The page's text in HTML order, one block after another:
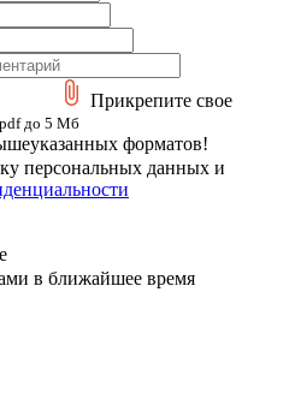
Прикрепите свое
до 5 Мб
форматов!
персональных данных и
в ближайшее время